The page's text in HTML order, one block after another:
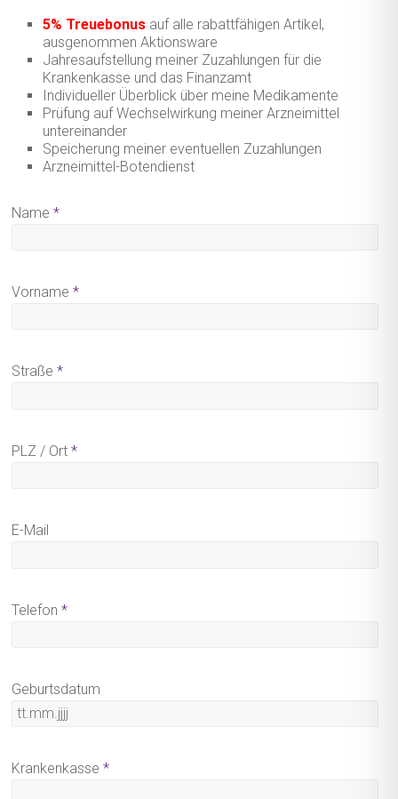
5% Treuebonus auf alle rabattfähigen Artikel,
ausgenommen Aktionsware
Jahresaufstellung meiner Zuzahlungen für die
Krankenkasse und das Finanzamt
Individueller Überblick über meine Medikamente
Prüfung auf Wechselwirkung meiner Arzneimittel
untereinander
Speicherung meiner eventuellen Zuzahlungen
Arzneimittel-Botendienst
Name*
Vorname*
Straße*
PLZ / Ort*
E-Mail
Telefon*
Geburtsdatum
Krankenkasse*